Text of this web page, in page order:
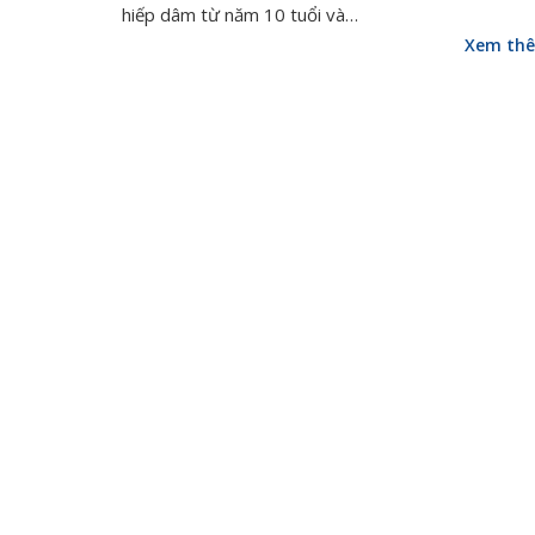
hiếp dâm từ năm 10 tuổi và…
Xem